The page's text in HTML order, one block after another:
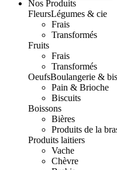
Nos Produits
FleursLégumes & cie
Frais
Transformés
Fruits
Frais
Transformés
OeufsBoulangerie &
Pain & Brioche
Biscuits
Boissons
Bières
Produits de la
Produits laitiers
Vache
Chèvre